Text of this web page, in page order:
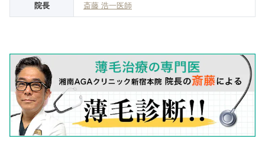
院長 斎藤 浩一医師